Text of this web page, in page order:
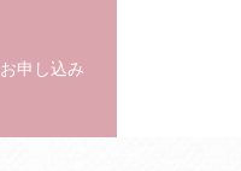
お申し込み